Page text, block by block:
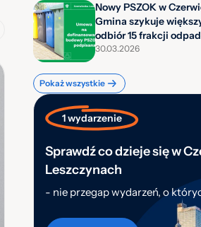
Nowy PSZOK w
Gmina szykuje
odbiór 15 frakcji
30.03.2026
Pokaż wszystkie
1 wydarzenie
Sprawdź co dzieje się w
Leszczynach
- nie przegap wydarzeń, o